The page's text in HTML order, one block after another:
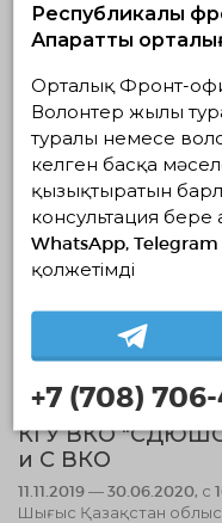
Шығыс Қазақстан
КГУ "Кабинет
Әлеуметтік
12.11.2019 14:33
КГУ ВКО
и С ВКО
11.11.2019 — 30.06.2020, с
Шығыс Қазақстан
Республикалық
Ақпараттық
Орталық Фронт-
Волонтер жылы
туралы немесе
келген басқа
қызықтыратын
консультация
WhatsApp,
қолжетімді
+7 (708)